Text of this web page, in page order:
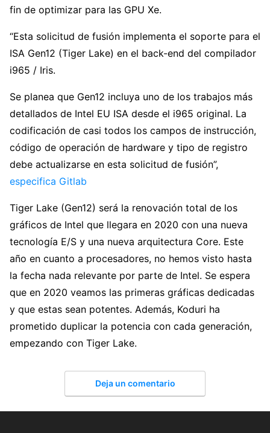
fin de optimizar para las GPU Xe.
“Esta solicitud de fusión implementa el soporte para el
ISA Gen12 (Tiger Lake) en el back-end del compilador
i965 / Iris.
Se planea que Gen12 incluya uno de los trabajos más
detallados de Intel EU ISA desde el i965 original. La
codificación de casi todos los campos de instrucción,
código de operación de hardware y tipo de registro
debe actualizarse en esta solicitud de fusión”,
especifica Gitlab
Tiger Lake (Gen12) será la renovación total de los
gráficos de Intel que llegara en 2020 con una nueva
tecnología E/S y una nueva arquitectura Core. Este
año en cuanto a procesadores, no hemos visto hasta
la fecha nada relevante por parte de Intel. Se espera
que en 2020 veamos las primeras gráficas dedicadas
y que estas sean potentes. Además, Koduri ha
prometido duplicar la potencia con cada generación,
empezando con Tiger Lake.
Deja un comentario